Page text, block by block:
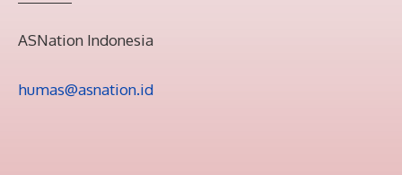
ASNation Indonesia
humas@asnation.id